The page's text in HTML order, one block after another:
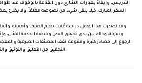
التدريس، وإيفاءً بعبارات الشارح دون القناعة بالوقوف عند
السفر المبارك، كيلا يبقى شيء من نصوصه مغلقاً، ولا يظلّ بعض
وقد تصدرت هذا العمل دراسة عُنيت بعلم الصرف وأهميته،
وشرحه، وذلك بين يدي تحقيق النص وخدمته الخدمة المثلى،
الرجوع إلى مصادرَ كثيرة ومتنوعة، تقف المصنّفات الصرفية
التحقيق من التعليق والتوثيق والتدقيق خير نهوض، ويُقام به خير قيام.